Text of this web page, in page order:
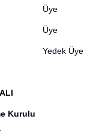
Üye
Üye
Yedek Üye
Kurulu